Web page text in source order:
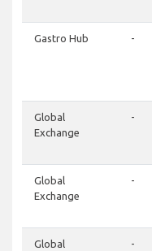
Gastro Hub -
Global
Exchange
-
Global
Exchange
-
Global
-